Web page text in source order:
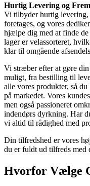
Hurtig Levering og
Vi tilbyder hurtig levering,
foretages, og vores
hjælpe dig med at finde
lager er velassorteret,
klar til omgående
Vi stræber efter at gøre
muligt, fra bestilling til
alle vores produkter, så
på markedet. Vores
men også passioneret
indendørs dyrkning. Har
vi altid til rådighed med
Din tilfredshed er vores
du er fuldt ud tilfreds med
Hvorfor Vælge